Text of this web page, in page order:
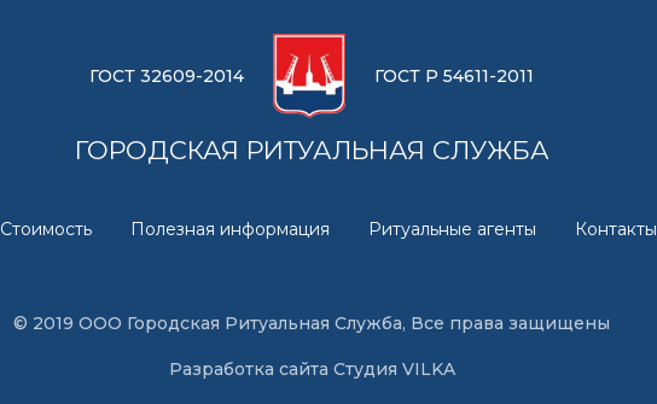
ГОСТ 32609-2014 ГОСТ Р 54611-2011
ГОРОДСКАЯ РИТУАЛЬНАЯ СЛУЖБА
Стоимость Полезная информация Ритуальные агенты Контакты
© 2019 ООО Городская Ритуальная Служба, Все права защищены
Разработка сайта Студия VILKA